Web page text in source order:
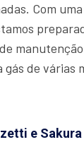
Com
gás de várias
e Sakura